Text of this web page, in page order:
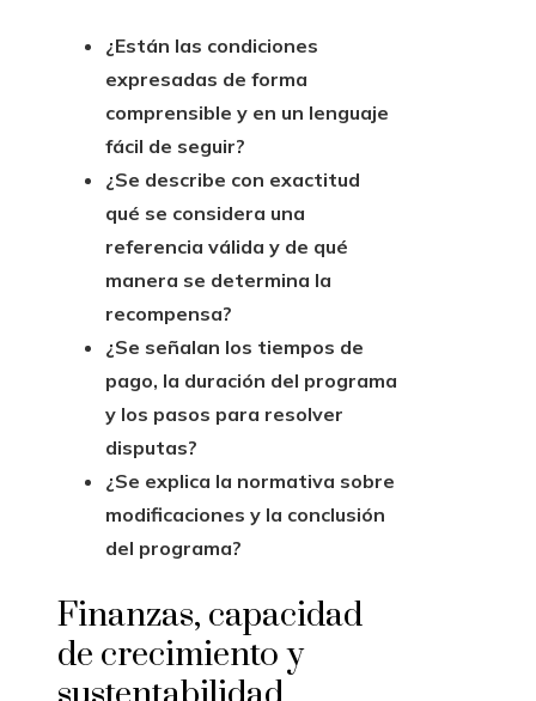
¿Están las condiciones
expresadas de forma
comprensible y en un lenguaje
fácil de seguir?
¿Se describe con exactitud
qué se considera una
referencia válida y de qué
manera se determina la
recompensa?
¿Se señalan los tiempos de
pago, la duración del programa
y los pasos para resolver
disputas?
¿Se explica la normativa sobre
modificaciones y la conclusión
del programa?
Finanzas, capacidad
de crecimiento y